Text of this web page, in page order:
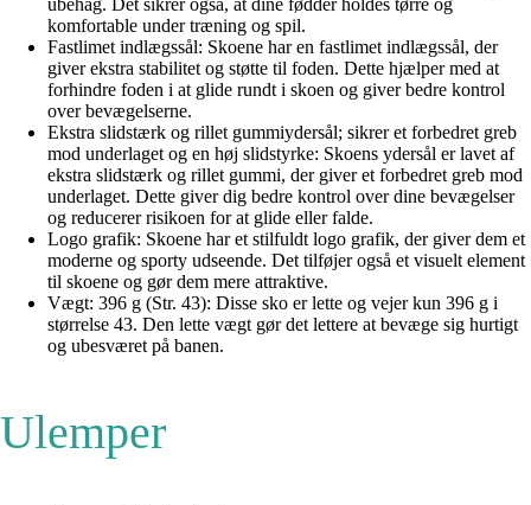
komfortable under træning og spil.
Fastlimet indlægssål: Skoene har en fastlimet indlægssål, der
giver ekstra stabilitet og støtte til foden. Dette hjælper med at
forhindre foden i at glide rundt i skoen og giver bedre kontrol
over bevægelserne.
Ekstra slidstærk og rillet gummiydersål; sikrer et forbedret greb
mod underlaget og en høj slidstyrke: Skoens ydersål er lavet af
ekstra slidstærk og rillet gummi, der giver et forbedret greb mod
underlaget. Dette giver dig bedre kontrol over dine bevægelser
og reducerer risikoen for at glide eller falde.
Logo grafik: Skoene har et stilfuldt logo grafik, der giver dem et
moderne og sporty udseende. Det tilføjer også et visuelt element
til skoene og gør dem mere attraktive.
Vægt: 396 g (Str. 43): Disse sko er lette og vejer kun 396 g i
størrelse 43. Den lette vægt gør det lettere at bevæge sig hurtigt
og ubesværet på banen.
Ulemper